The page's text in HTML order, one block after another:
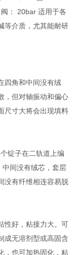
： 20bar 适用于各
等介质，尤其能耐研
四角和中间没有绒
，但对轴振动和偏心
尺寸大将会出现填料
锭子在二轨道上编
间没有绒芯，套层
没有纤维相连容易脱
性好，粘接力大。可
成无溶剂型或高固含
，也可加热固化，粘